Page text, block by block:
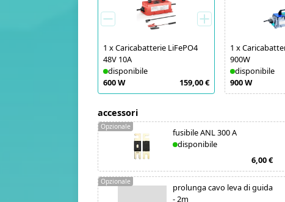
1 xCaricabatterie LiFePO4
48V 10A
disponibile
600 W
159,00 €
1 x
900W
disponibile
900 W
accessori
fusibile ANL 300 A
disponibile
6,00 €
Opzionale
prolunga cavo leva di guida
- 2m
Opzionale